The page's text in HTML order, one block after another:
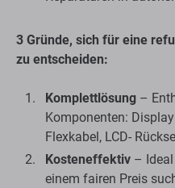
3 Gründe, sich für eine
zu entscheiden:
Komplettlösung –
Komponenten:
Flexkabel, LCD-
Kosteneffektiv –
einem fairen Preis